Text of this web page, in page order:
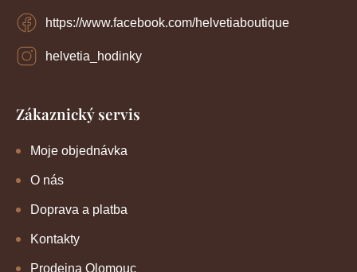
https://www.facebook.com/helvetiaboutique
helvetia_hodinky
Zákaznický servis
Moje objednávka
O nás
Doprava a platba
Kontakty
Prodejna Olomouc